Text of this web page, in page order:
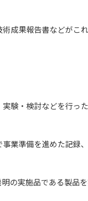
成果報告書などがこ
験・検討などを行っ
業準備を進めた記録
の実施品である製品